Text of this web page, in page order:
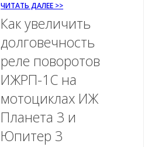
ЧИТАТЬ ДАЛЕЕ >>
Как увеличить
долговечность
реле поворотов
ИЖРП-1С на
мотоциклах ИЖ
Планета 3 и
Юпитер 3